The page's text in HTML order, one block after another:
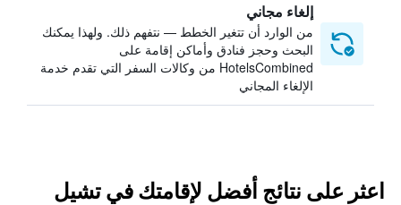
إلغاء مجاني
من الوارد أن تتغير الخطط — نتفهم ذلك. ولهذا يمكنك
البحث وحجز فنادق وأماكن إقامة على
HotelsCombined من وكالات السفر التي تقدم خدمة
الإلغاء المجاني
اعثر على نتائج أفضل لإقامتك في تشيل